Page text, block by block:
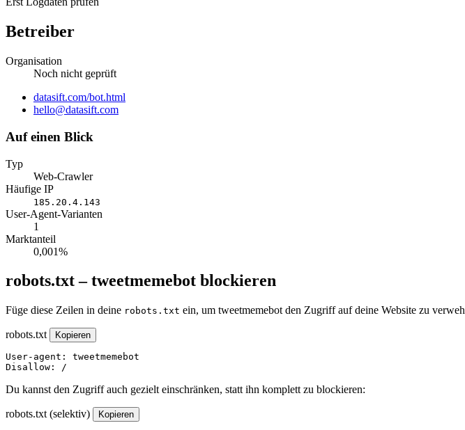
Betreiber
Organisation
Noch nicht geprüft
Website
datasift.com/bot.html
E-
hello@datasift.com
Auf einen Blick
Typ
Web-Crawler
Häufige IP
185.20.4.143
User-Agent-Varianten
1
Marktanteil
0,001%
robots.txt – tweetmemebot blockieren
Füge diese Zeilen in deine robots.txt ein, um tweetmemebot den Zugriff auf deine Website zu
robots.txt Kopieren
User-agent: tweetmemebot
Disallow: /
Du kannst den Zugriff auch gezielt einschränken, statt ihn komplett zu blockieren:
robots.txt (selektiv) Kopieren